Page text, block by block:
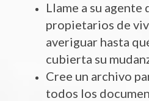
Llame a su agente
propietarios de
averiguar hasta
cubierta su
Cree un archivo
todos los